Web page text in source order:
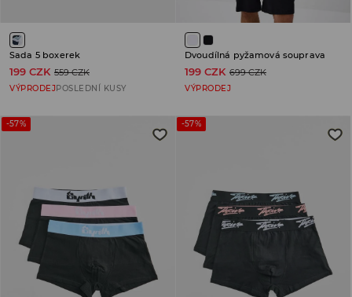
Sada 5 boxerek
199 CZK 559 CZK
VÝPRODEJPOSLEDNÍ KUSY
Dvoudílná pyžamová souprava
199 CZK 699 CZK
VÝPRODEJ
-57% -57%